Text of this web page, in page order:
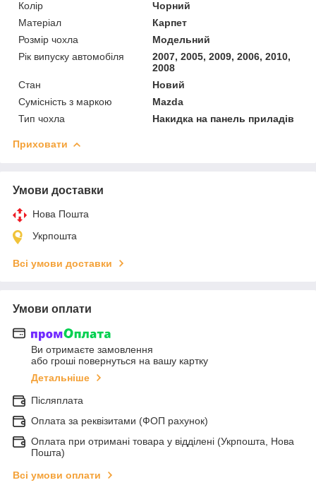
Колір
Чорний
Матеріал
Карпет
Розмір чохла
Модельний
Рік випуску автомобіля
2007, 2005, 2009, 2006, 2010,
2008
Стан
Новий
Сумісність з маркою
Mazda
Тип чохла
Накидка на панель приладів
Приховати
Умови доставки
Нова Пошта
Укрпошта
Всі умови доставки
Умови оплати
Ви отримаєте замовлення
або гроші повернуться на вашу картку
Детальніше
Післяплата
Оплата за реквізитами (ФОП рахунок)
Оплата при отримані товара у відділені (Укрпошта, Нова
Пошта)
Всі умови оплати